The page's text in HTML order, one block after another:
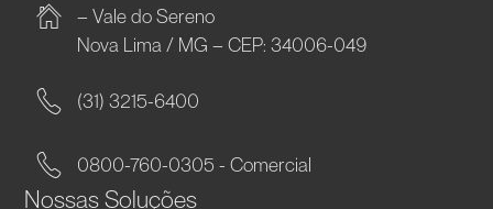
– Vale do Sereno
Nova Lima / MG – CEP: 34006-049
(31) 3215-6400
0800-760-0305 - Comercial
Nossas Soluções